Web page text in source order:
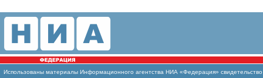
Использованы материалы Информационного агентства НИА «Федерация»